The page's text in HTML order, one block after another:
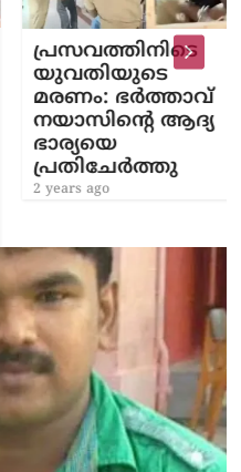
പ്രസവത്തിനിടെ
യുവതിയുടെ
മരണം: ഭർത്താവ്
നയാസിന്റെ ആദ്യ
ഭാര്യയെ
പ്രതിചേർത്തു
2 years ago